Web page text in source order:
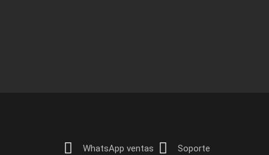
WhatsApp ventas Soporte